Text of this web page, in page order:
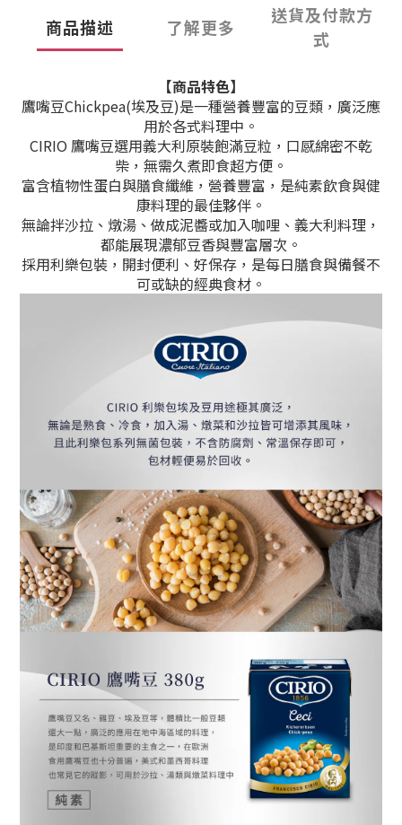
商品描述 了解更多
送貨及付款方
式
【商品特色】
鷹嘴豆Chickpea(埃及豆)是一種營養豐富的豆類，廣泛應
用於各式料理中。
CIRIO 鷹嘴豆選用義大利原裝飽滿豆粒，口感綿密不乾
柴，無需久煮即食超方便。
富含植物性蛋白與膳食纖維，營養豐富，是純素飲食與健
康料理的最佳夥伴。
無論拌沙拉、燉湯、做成泥醬或加入咖哩、義大利料理，
都能展現濃郁豆香與豐富層次。
採用利樂包裝，開封便利、好保存，是每日膳食與備餐不
可或缺的經典食材。